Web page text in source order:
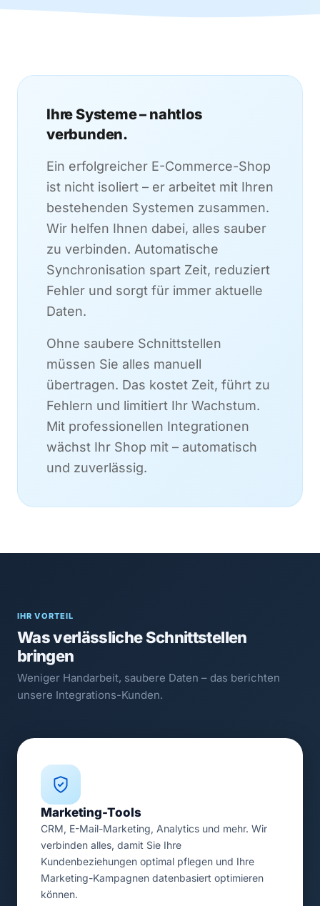
Ihre Systeme – nahtlos
verbunden.
Ein erfolgreicher E-Commerce-Shop
ist nicht isoliert – er arbeitet mit Ihren
bestehenden Systemen zusammen.
Wir helfen Ihnen dabei, alles sauber
zu verbinden. Automatische
Synchronisation spart Zeit, reduziert
Fehler und sorgt für immer aktuelle
Daten.
Ohne saubere Schnittstellen
müssen Sie alles manuell
übertragen. Das kostet Zeit, führt zu
Fehlern und limitiert Ihr Wachstum.
Mit professionellen Integrationen
wächst Ihr Shop mit – automatisch
und zuverlässig.
IHR VORTEIL
Was verlässliche Schnittstellen
bringen
Weniger Handarbeit, saubere Daten – das berichten
unsere Integrations-Kunden.
Marketing-Tools
CRM, E-Mail-Marketing, Analytics und mehr. Wir
verbinden alles, damit Sie Ihre
Kundenbeziehungen optimal pflegen und Ihre
Marketing-Kampagnen datenbasiert optimieren
können.